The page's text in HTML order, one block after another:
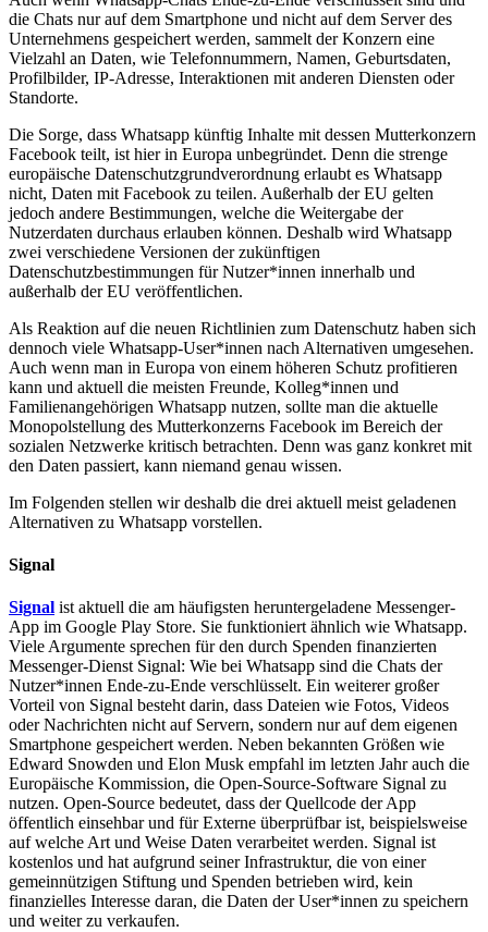
die Chats nur auf dem Smartphone und nicht auf dem Server des
Unternehmens gespeichert werden, sammelt der Konzern eine
Vielzahl an Daten, wie Telefonnummern, Namen, Geburtsdaten,
Profilbilder, IP-Adresse, Interaktionen mit anderen Diensten oder
Standorte.
Die Sorge, dass Whatsapp künftig Inhalte mit dessen Mutterkonzern
Facebook teilt, ist hier in Europa unbegründet. Denn die strenge
europäische Datenschutzgrundverordnung erlaubt es Whatsapp
nicht, Daten mit Facebook zu teilen. Außerhalb der EU gelten
jedoch andere Bestimmungen, welche die Weitergabe der
Nutzerdaten durchaus erlauben können. Deshalb wird Whatsapp
zwei verschiedene Versionen der zukünftigen
Datenschutzbestimmungen für Nutzer*innen innerhalb und
außerhalb der EU veröffentlichen.
Als Reaktion auf die neuen Richtlinien zum Datenschutz haben sich
dennoch viele Whatsapp-User*innen nach Alternativen umgesehen.
Auch wenn man in Europa von einem höheren Schutz profitieren
kann und aktuell die meisten Freunde, Kolleg*innen und
Familienangehörigen Whatsapp nutzen, sollte man die aktuelle
Monopolstellung des Mutterkonzerns Facebook im Bereich der
sozialen Netzwerke kritisch betrachten. Denn was ganz konkret mit
den Daten passiert, kann niemand genau wissen.
Im Folgenden stellen wir deshalb die drei aktuell meist geladenen
Alternativen zu Whatsapp vorstellen.
Signal
Signal ist aktuell die am häufigsten heruntergeladene Messenger-
App im Google Play Store. Sie funktioniert ähnlich wie Whatsapp.
Viele Argumente sprechen für den durch Spenden finanzierten
Messenger-Dienst Signal: Wie bei Whatsapp sind die Chats der
Nutzer*innen Ende-zu-Ende verschlüsselt. Ein weiterer großer
Vorteil von Signal besteht darin, dass Dateien wie Fotos, Videos
oder Nachrichten nicht auf Servern, sondern nur auf dem eigenen
Smartphone gespeichert werden. Neben bekannten Größen wie
Edward Snowden und Elon Musk empfahl im letzten Jahr auch die
Europäische Kommission, die Open-Source-Software Signal zu
nutzen. Open-Source bedeutet, dass der Quellcode der App
öffentlich einsehbar und für Externe überprüfbar ist, beispielsweise
auf welche Art und Weise Daten verarbeitet werden. Signal ist
kostenlos und hat aufgrund seiner Infrastruktur, die von einer
gemeinnützigen Stiftung und Spenden betrieben wird, kein
finanzielles Interesse daran, die Daten der User*innen zu speichern
und weiter zu verkaufen.